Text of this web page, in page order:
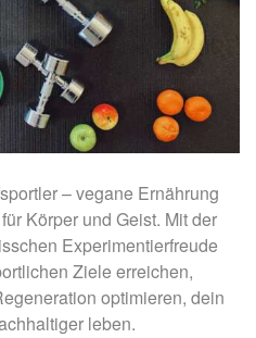
– vegane Ernährung
Körper und Geist. Mit der
Experimentierfreude
Ziele erreichen,
optimieren, dein
leben.